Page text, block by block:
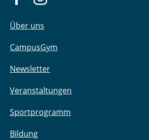
Über uns
CampusGym
Newsletter
Veranstaltungen
Sportprogramm
Bildung